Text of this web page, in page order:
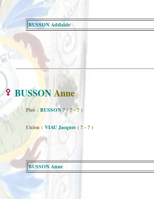
BUSSON Adélaïde
BUSSONAnne
Père : BUSSON ?( ? - ? )
Union : VIAU Jacques ( ? - ? )
BUSSON Anne